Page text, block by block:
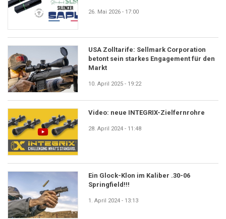
26. Mai 2026 - 17:00
USA Zolltarife: Sellmark Corporation
betont sein starkes Engagement für den
Markt
10. April 2025 - 19:22
Video: neue INTEGRIX-Zielfernrohre
28. April 2024 - 11:48
Ein Glock-Klon im Kaliber .30-06
Springfield!!!
1. April 2024 - 13:13